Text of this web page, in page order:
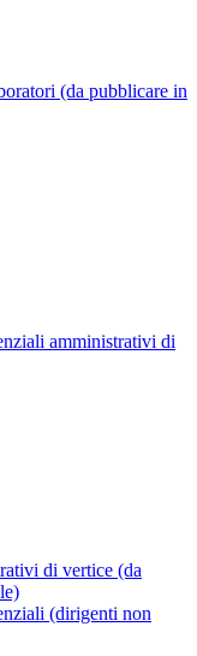
(da pubblicare in
amministrativi di
di vertice (da
(dirigenti non